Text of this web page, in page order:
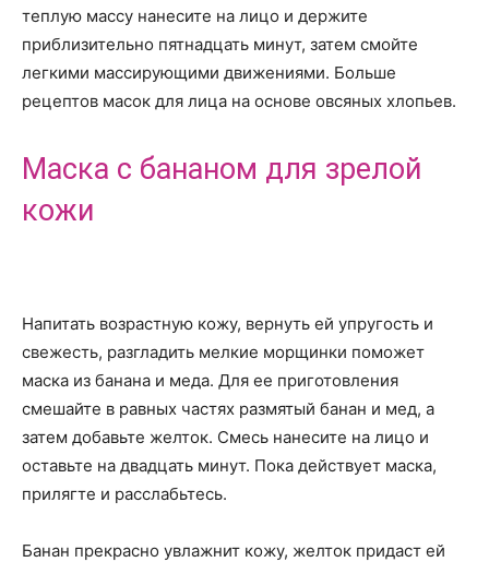
теплую массу нанесите на лицо и держите
приблизительно пятнадцать минут, затем смойте
легкими массирующими движениями. Больше
рецептов масок для лица на основе овсяных хлопьев.
Маска с бананом для зрелой
кожи
Напитать возрастную кожу, вернуть ей упругость и
свежесть, разгладить мелкие морщинки поможет
маска из банана и меда. Для ее приготовления
смешайте в равных частях размятый банан и мед, а
затем добавьте желток. Смесь нанесите на лицо и
оставьте на двадцать минут. Пока действует маска,
прилягте и расслабьтесь.
Банан прекрасно увлажнит кожу, желток придаст ей